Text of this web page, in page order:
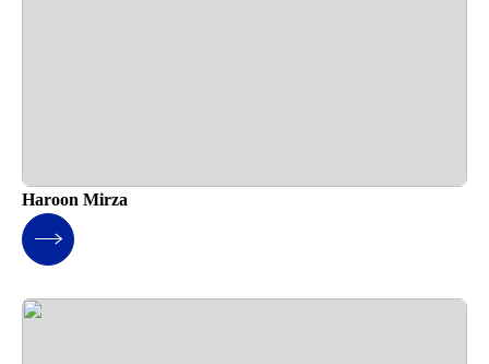
Haroon Mirza